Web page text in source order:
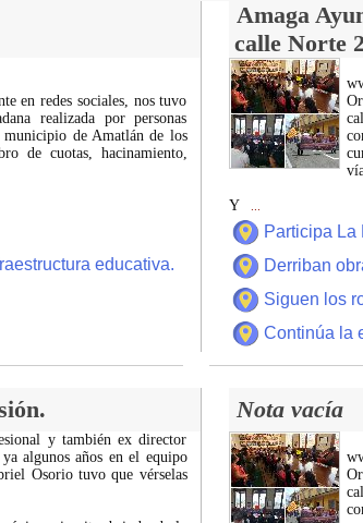
Amaga
calle Norte
en redes sociales, nos tuvo
realizada por personas
de Amatlán de los
de cuotas, hacinamiento,
educativa.
Y
Participa
Derriban
Siguen los
Continúa la
Nota vacía
y también ex director
algunos años en el equipo
Osorio tuvo que vérselas